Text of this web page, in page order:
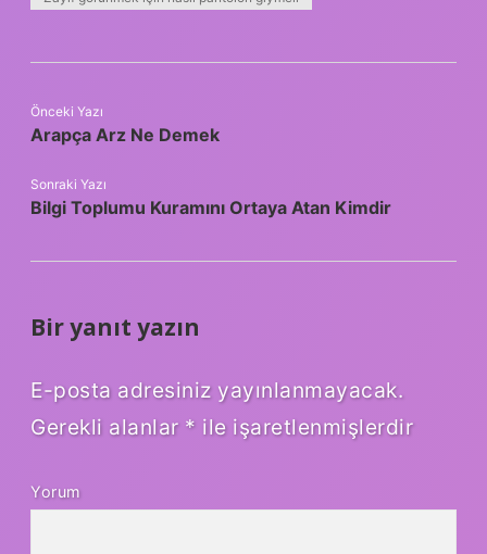
Önceki Yazı
Arapça Arz Ne Demek
Sonraki Yazı
Bilgi Toplumu Kuramını Ortaya Atan Kimdir
Bir yanıt yazın
E-posta adresiniz yayınlanmayacak.
Gerekli alanlar * ile işaretlenmişlerdir
Yorum